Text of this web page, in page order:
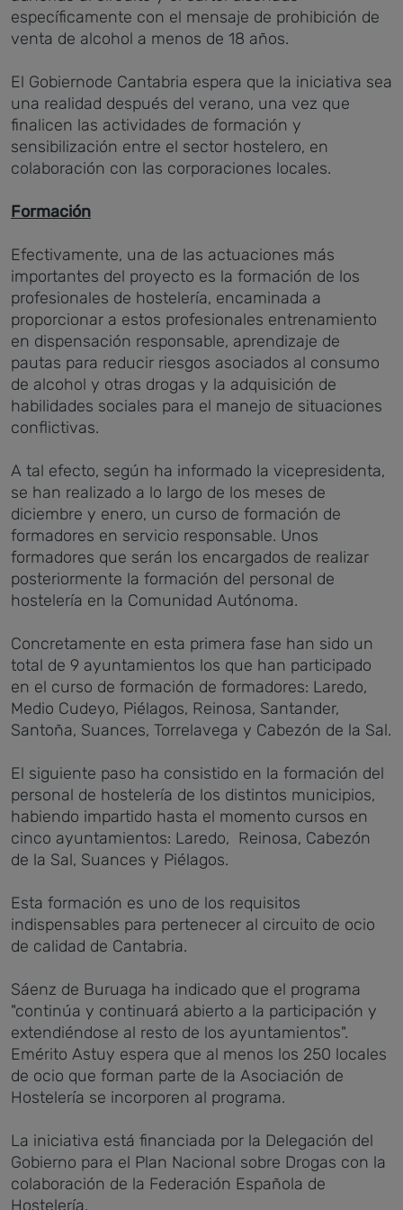
específicamente con el mensaje de prohibición de
venta de alcohol a menos de 18 años.
El Gobiernode Cantabria espera que la iniciativa sea
una realidad después del verano, una vez que
finalicen las actividades de formación y
sensibilización entre el sector hostelero, en
colaboración con las corporaciones locales.
Formación
Efectivamente, una de las actuaciones más
importantes del proyecto es la formación de los
profesionales de hostelería, encaminada a
proporcionar a estos profesionales entrenamiento
en dispensación responsable, aprendizaje de
pautas para reducir riesgos asociados al consumo
de alcohol y otras drogas y la adquisición de
habilidades sociales para el manejo de situaciones
conflictivas.
A tal efecto, según ha informado la vicepresidenta,
se han realizado a lo largo de los meses de
diciembre y enero, un curso de formación de
formadores en servicio responsable. Unos
formadores que serán los encargados de realizar
posteriormente la formación del personal de
hostelería en la Comunidad Autónoma.
Concretamente en esta primera fase han sido un
total de 9 ayuntamientos los que han participado
en el curso de formación de formadores: Laredo,
Medio Cudeyo, Piélagos, Reinosa, Santander,
Santoña, Suances, Torrelavega y Cabezón de la Sal.
El siguiente paso ha consistido en la formación del
personal de hostelería de los distintos municipios,
habiendo impartido hasta el momento cursos en
cinco ayuntamientos: Laredo, Reinosa, Cabezón
de la Sal, Suances y Piélagos.
Esta formación es uno de los requisitos
indispensables para pertenecer al circuito de ocio
de calidad de Cantabria.
Sáenz de Buruaga ha indicado que el programa
"continúa y continuará abierto a la participación y
extendiéndose al resto de los ayuntamientos".
Emérito Astuy espera que al menos los 250 locales
de ocio que forman parte de la Asociación de
Hostelería se incorporen al programa.
La iniciativa está financiada por la Delegación del
Gobierno para el Plan Nacional sobre Drogas con la
colaboración de la Federación Española de
Hostelería.